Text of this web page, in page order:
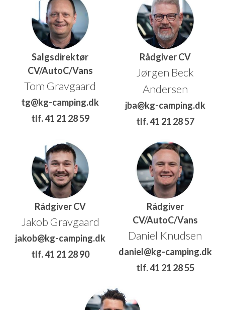
Salgsdirektør
CV/AutoC/Vans
Tom Gravgaard
tg@kg-camping.dk
tlf. 41 21 28 59
Rådgiver CV
Jørgen Beck
Andersen
jba@kg-camping.dk
tlf. 41 21 28 57
Rådgiver CV
Jakob Gravgaard
jakob@kg-camping.dk
tlf. 41 21 28 90
Rådgiver
CV/AutoC/Vans
Daniel Knudsen
daniel@kg-camping.dk
tlf. 41 21 28 55